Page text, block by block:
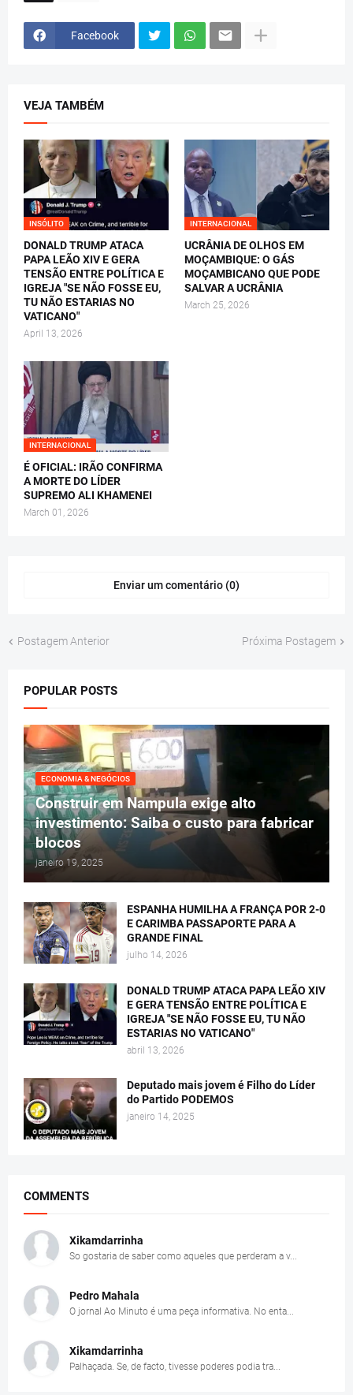
Facebook
VEJA TAMBÉM
INSÓLITO
DONALD TRUMP ATACA
PAPA LEÃO XIV E GERA
TENSÃO ENTRE POLÍTICA E
IGREJA "SE NÃO FOSSE EU,
TU NÃO ESTARIAS NO
VATICANO"
April 13, 2026
INTERNACIONAL
UCRÂNIA DE OLHOS EM
MOÇAMBIQUE: O GÁS
MOÇAMBICANO QUE PODE
SALVAR A UCRÂNIA
March 25, 2026
INTERNACIONAL
É OFICIAL: IRÃO CONFIRMA
A MORTE DO LÍDER
SUPREMO ALI KHAMENEI
March 01, 2026
Enviar um comentário (0)
Postagem Anterior Próxima Postagem
POPULAR POSTS
ECONOMIA & NEGÓCIOS
Construir em Nampula exige alto
investimento: Saiba o custo para fabricar
blocos
janeiro 19, 2025
ESPANHA HUMILHA A FRANÇA POR 2-0
E CARIMBA PASSAPORTE PARA A
GRANDE FINAL
julho 14, 2026
DONALD TRUMP ATACA PAPA LEÃO XIV
E GERA TENSÃO ENTRE POLÍTICA E
IGREJA "SE NÃO FOSSE EU, TU NÃO
ESTARIAS NO VATICANO"
abril 13, 2026
Deputado mais jovem é Filho do Líder
do Partido PODEMOS
janeiro 14, 2025
COMMENTS
Xikamdarrinha
So gostaria de saber como aqueles que perderam a v...
Pedro Mahala
O jornal Ao Minuto é uma peça informativa. No enta...
Xikamdarrinha
Palhaçada. Se, de facto, tivesse poderes podia tra...